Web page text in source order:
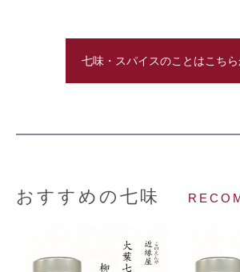
七味・スパイスのことはこちら
おすすめの七味